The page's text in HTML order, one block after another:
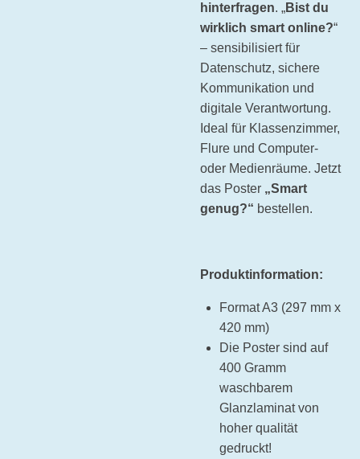
hinterfragen. „Bist du
wirklich smart online?“
– sensibilisiert für
Datenschutz, sichere
Kommunikation und
digitale Verantwortung.
Ideal für Klassenzimmer,
Flure und Computer-
oder Medienräume. Jetzt
das Poster „Smart
genug?“ bestellen.
Produktinformation:
Format A3 (297 mm x
420 mm)
Die Poster sind auf
400 Gramm
waschbarem
Glanzlaminat von
hoher qualität
gedruckt!